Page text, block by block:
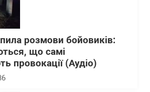
розмови бойовиків:
що самі
провокації (Аудіо)